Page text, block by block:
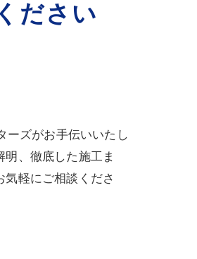
ださい
ーズがお手伝いいたし
、徹底した施工ま
軽にご相談くださ